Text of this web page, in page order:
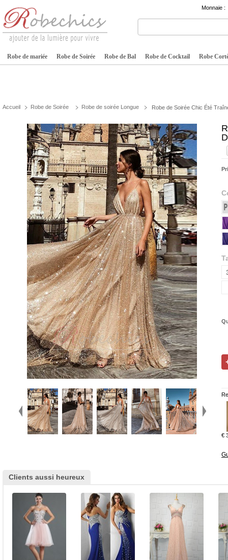
Monnaie :
Robe de mariée Robe de Soirée Robe de Bal Robe de Cocktail Robe
Accueil Robe de Soirée Robe de soirée Longue Robe de Soirée Chic Été
€
Clients aussi heureux